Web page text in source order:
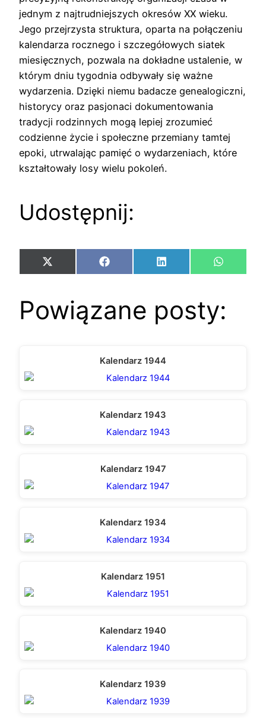
jednym z najtrudniejszych okresów XX wieku.
Jego przejrzysta struktura, oparta na połączeniu
kalendarza rocznego i szczegółowych siatek
miesięcznych, pozwala na dokładne ustalenie, w
którym dniu tygodnia odbywały się ważne
wydarzenia. Dzięki niemu badacze genealogiczni,
historycy oraz pasjonaci dokumentowania
tradycji rodzinnych mogą lepiej zrozumieć
codzienne życie i społeczne przemiany tamtej
epoki, utrwalając pamięć o wydarzeniach, które
kształtowały losy wielu pokoleń.
Udostępnij:
Share
on
X
(Twitter)
Share
on
Facebook
Share
on
LinkedIn
Share
on
Powiązane posty:
Kalendarz 1944
Kalendarz 1943
Kalendarz 1947
Kalendarz 1934
Kalendarz 1951
Kalendarz 1940
Kalendarz 1939